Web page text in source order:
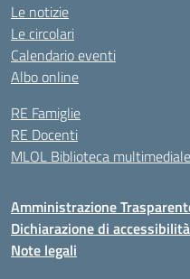
Le notizie
Le circolari
Calendario eventi
Albo online
RE Famiglie
RE Docenti
MLOL Biblioteca multimediale
Amministrazione
Dichiarazione di accessibilità
Note legali